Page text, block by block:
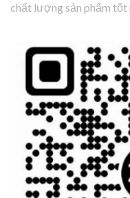
chất lượng sản phẩm tốt